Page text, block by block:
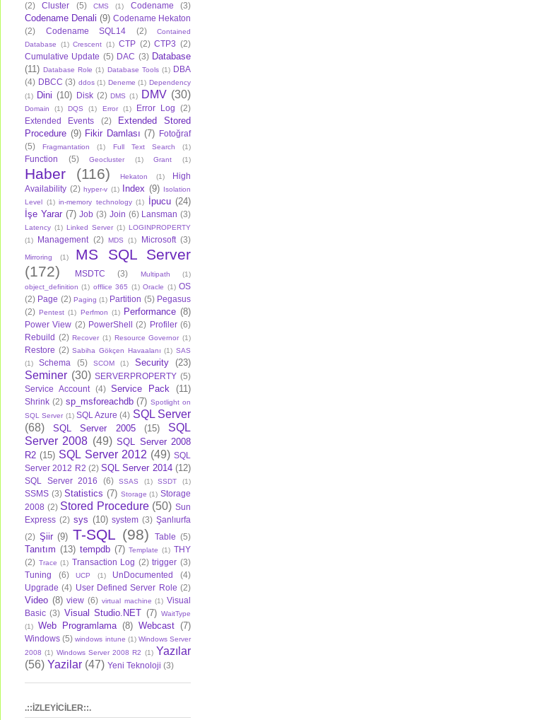
(2)
Cluster (5) CMS (1) Codename (3)
Codename Denali (9) Codename Hekaton
(2)
Codename SQL14 (2)
Contained
Database
(1) Crescent (1) CTP (2) CTP3 (2)
Cumulative Update (5) DAC (3) Database
(11) Database Role (1) Database Tools (1) DBA
(4) DBCC (3) ddos (1) Deneme (1) Dependency
(1)
Dini (10) Disk (2) DMS (1) DMV (30)
Domain (1) DQS (1) Error (1) Error Log
(2)
Extended Events
(2)
Extended Stored
Procedure (9) Fikir Damlası (7)
Fotoğraf
(5)
Fragmantation (1) Full Text Search (1)
Function (5) Geocluster (1) Grant (1)
Haber (116) Hekaton (1)
High
Availability (2) hyper-v (1) Index (9)
Isolation
Level
(1) in-memory technology (1) İpucu (24)
İşe Yarar (7) Job (3) Join (6) Lansman (3)
Latency (1) Linked Server (1) LOGINPROPERTY
(1)
Management (2) MDS (1) Microsoft (3)
Mirroring (1)
MS SQL Server
(172)
MSDTC (3) Multipath
(1)
object_definition (1) offlice 365 (1) Oracle (1) OS
(2) Page (2) Paging (1) Partition (5) Pegasus
(2) Pentest (1) Perfmon (1) Performance (8)
Power View (2) PowerShell (2) Profiler (6)
Rebuild (2) Recover (1) Resource Governor (1)
Restore (2) Sabiha Gökçen Havaalanı (1) SAS
(1)
Schema (5) SCOM (1) Security (23)
Seminer (30) SERVERPROPERTY (5)
Service Account
(4) Service Pack (11)
Shrink (2) sp_msforeachdb (7) Spotlight on
SQL Server (1) SQL Azure (4) SQL Server
(68)
SQL Server 2005 (15)
SQL
Server 2008 (49) SQL Server 2008
R2 (15) SQL Server 2012 (49) SQL
Server 2012 R2 (2) SQL Server 2014 (12)
SQL Server 2016 (6) SSAS (1) SSDT (1)
SSMS (3) Statistics (7) Storage (1) Storage
2008 (2) Stored Procedure (50) Sun
Express (2) sys (10) system (3) Şanlıurfa
(2) Şiir (9) T-SQL (98) Table (5)
Tanıtım (13) tempdb (7) Template (1) THY
(2) Trace (1) Transaction Log (2) trigger (3)
Tuning
(6) UCP (1) UnDocumented
(4)
Upgrade (4) User Defined Server Role (2)
Video (8) view (6) virtual machine (1) Visual
Basic (3) Visual Studio.NET (7) WaitType
(1)
Web Programlama (8) Webcast (7)
Windows (5) windows intune (1) Windows Server
2008 (1) Windows Server 2008 R2 (1) Yazılar
(56) Yazilar (47) Yeni Teknoloji (3)
.::İZLEYİCİLER::.